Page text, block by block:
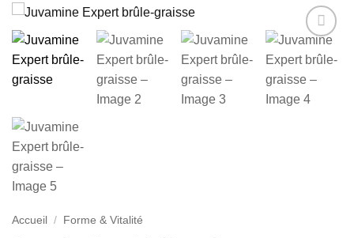
Ajouter
à la liste
d’envies
Accueil / Forme & Vitalité